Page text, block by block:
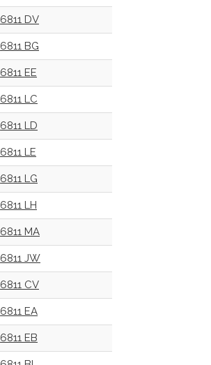
6811 DV
6811 BG
6811 EE
6811 LC
6811 LD
6811 LE
6811 LG
6811 LH
6811 MA
6811 JW
6811 CV
6811 EA
6811 EB